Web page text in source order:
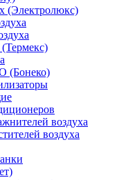
(Электролюкс)
(Бонеко)
воздуха
воздуха